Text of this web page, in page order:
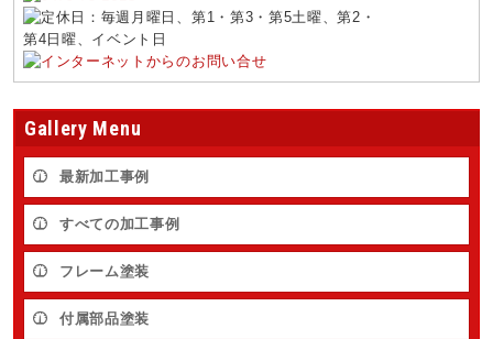
Gallery Menu
最新加工事例
すべての加工事例
フレーム塗装
付属部品塗装